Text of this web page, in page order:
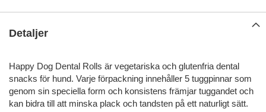
Detaljer
Happy Dog Dental Rolls är vegetariska och glutenfria dental
snacks för hund. Varje förpackning innehåller 5 tuggpinnar som
genom sin speciella form och konsistens främjar tuggandet och
kan bidra till att minska plack och tandsten på ett naturligt sätt.